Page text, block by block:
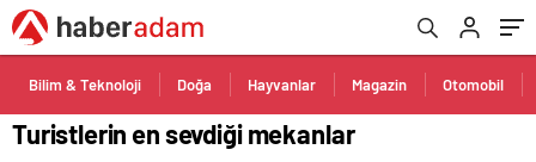
Bilim & Teknoloji Doğa Hayvanlar Magazin Otomobil
Turistlerin en sevdiği mekanlar